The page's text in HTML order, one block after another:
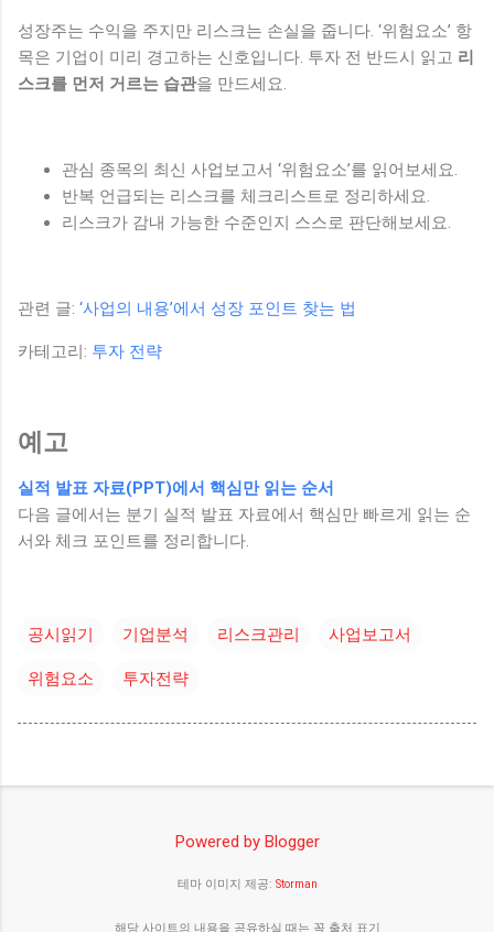
성장주는 수익을 주지만 리스크는 손실을 줍니다. ‘위험요소’ 항
목은 기업이 미리 경고하는 신호입니다. 투자 전 반드시 읽고 리
스크를 먼저 거르는 습관을 만드세요.
관심 종목의 최신 사업보고서 ‘위험요소’를 읽어보세요.
반복 언급되는 리스크를 체크리스트로 정리하세요.
리스크가 감내 가능한 수준인지 스스로 판단해보세요.
관련 글: ‘사업의 내용’에서 성장 포인트 찾는 법
카테고리: 투자 전략
예고
실적 발표 자료(PPT)에서 핵심만 읽는 순서
다음 글에서는 분기 실적 발표 자료에서 핵심만 빠르게 읽는 순
서와 체크 포인트를 정리합니다.
공시읽기 기업분석 리스크관리 사업보고서
위험요소 투자전략
Powered by Blogger
테마 이미지 제공: Storman
해당 사이트의 내용을 공유하실 때는 꼭 출처 표기